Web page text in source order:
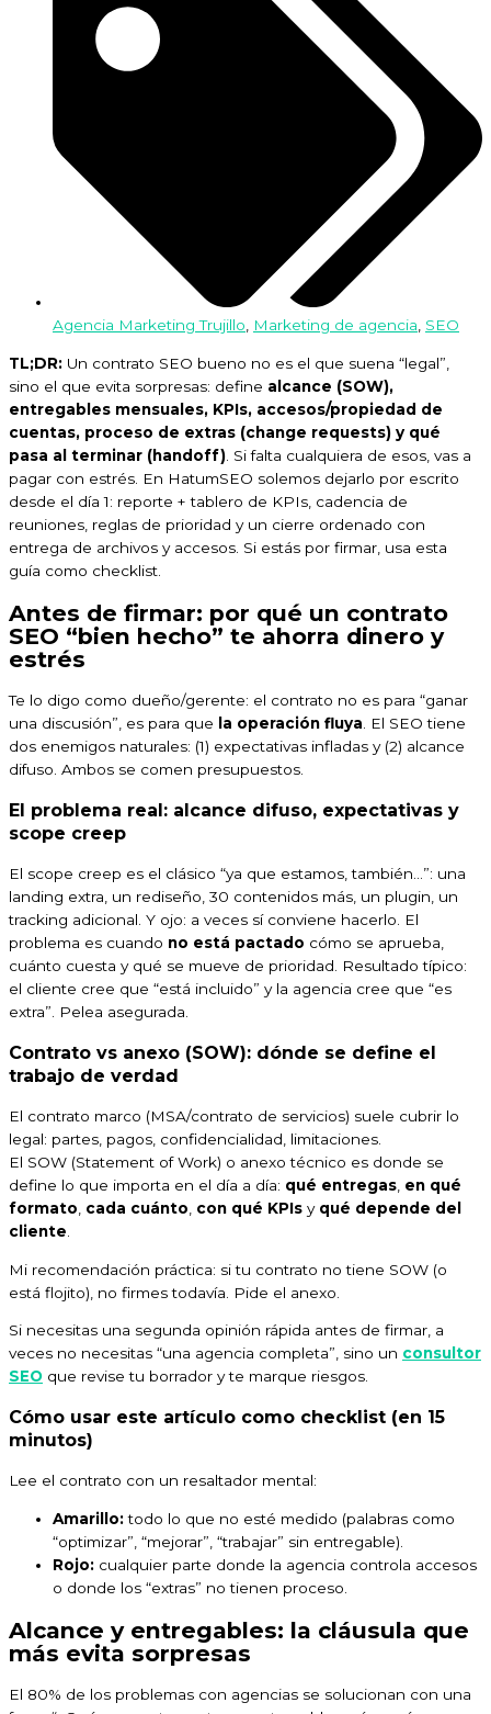
Agencia Marketing Trujillo, Marketing de agencia, SEO
TL;DR: Un contrato SEO bueno no es el que suena “legal”,
sino el que evita sorpresas: define alcance (SOW),
entregables mensuales, KPIs, accesos/propiedad de
cuentas, proceso de extras (change requests) y qué
pasa al terminar (handoff) . Si falta cualquiera de esos, vas a
pagar con estrés. En HatumSEO solemos dejarlo por escrito
desde el día 1: reporte + tablero de KPIs, cadencia de
reuniones, reglas de prioridad y un cierre ordenado con
entrega de archivos y accesos. Si estás por firmar, usa esta
guía como checklist.
Antes de firmar: por qué un contrato
SEO “bien hecho” te ahorra dinero y
estrés
Te lo digo como dueño/gerente: el contrato no es para “ganar
una discusión”, es para que
la operación fluya . El SEO tiene
dos enemigos naturales: (1) expectativas infladas y (2) alcance
difuso. Ambos se comen presupuestos.
El problema real: alcance difuso, expectativas y
scope creep
El scope creep es el clásico “ya que estamos, también…”: una
landing extra, un rediseño, 30 contenidos más, un plugin, un
tracking adicional. Y ojo: a veces sí conviene hacerlo. El
problema es cuando no está pactado cómo se aprueba,
cuánto cuesta y qué se mueve de prioridad. Resultado típico:
el cliente cree que “está incluido” y la agencia cree que “es
extra”. Pelea asegurada.
Contrato vs anexo (SOW): dónde se define el
trabajo de verdad
El contrato marco (MSA/contrato de servicios) suele cubrir lo
legal: partes, pagos, confidencialidad, limitaciones.
El SOW (Statement of Work) o anexo técnico es donde se
define lo que importa en el día a día: qué entregas en qué
formato cada cuánto con qué KPIs y qué depende del
cliente
Mi recomendación práctica: si tu contrato no tiene SOW (o
está flojito), no firmes todavía. Pide el anexo.
Si necesitas una segunda opinión rápida antes de firmar, a
veces no necesitas “una agencia completa”, sino un consultor
SEO que revise tu borrador y te marque riesgos.
Cómo usar este artículo como checklist (en 15
minutos)
Lee el contrato con un resaltador mental:
Amarillo:todo lo que no esté medido (palabras como
“optimizar”, “mejorar”, “trabajar” sin entregable).
Rojo: cualquier parte donde la agencia controla accesos
o donde los “extras” no tienen proceso.
Alcance y entregables: la cláusula que
más evita sorpresas
El 80% de los problemas con agencias se solucionan con una